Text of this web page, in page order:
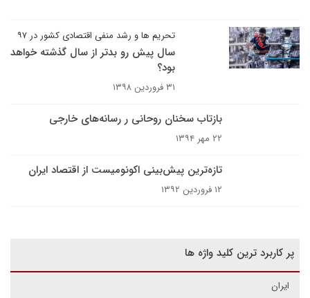
تحریم ها و رشد منفی اقتصادی کشور در ۹۷
سال پیش رو بدتر از سال گذشته خواهد
بود؟
۳۱ فروردین ۱۳۹۸
بازتاب سخنان‌ روحانی ر رسانه‌های خارجی
۲۲ مهر ۱۳۹۴
تازه‌ترین پیش‌بینی اکونومیست از اقتصاد ایران
۱۲ فروردین ۱۳۹۲
پر کاربرد ترین کلید واژه ها
ایران